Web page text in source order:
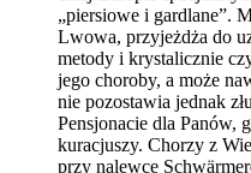
„piersiowe i gardlane”.
Lwowa, przyjeżdża do
metody i krystalicznie
jego choroby, a może
nie pozostawia jednak
Pensjonacie dla Panów,
kuracjuszy. Chorzy z
przy nalewce